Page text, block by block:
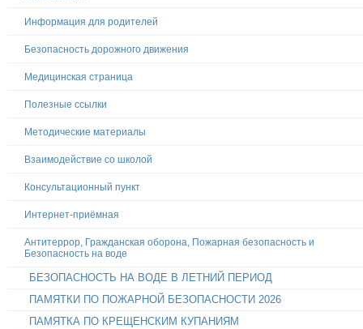
Информация для родителей
Безопасность дорожного движения
Медицинская страница
Полезные ссылки
Методические материалы
Взаимодействие со школой
Консультационный пункт
Интернет-приёмная
Антитеррор, Гражданская оборона, Пожарная безопасность и
Безопасность на воде
БЕЗОПАСНОСТЬ НА ВОДЕ В ЛЕТНИЙ ПЕРИОД
ПАМЯТКИ ПО ПОЖАРНОЙ БЕЗОПАСНОСТИ 2026
ПАМЯТКА ПО КРЕЩЕНСКИМ КУПАНИЯМ